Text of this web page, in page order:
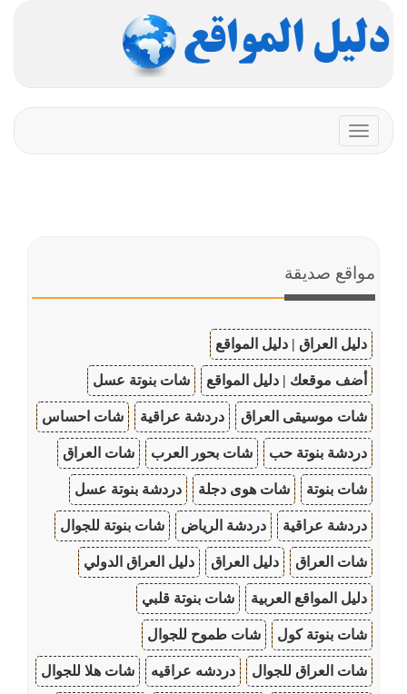
Toggle
navigation
مواقع صديقة
دليل العراق | دليل المواقع
أضف موقعك | دليل المواقع شات بنوتة عسل
شات موسيقى العراق دردشة عراقية شات احساس
دردشة بنوتة حب شات بحور العرب شات العراق
شات بنوتة شات هوى دجلة دردشة بنوتة عسل
دردشة عراقية دردشة الرياض شات بنوتة للجوال
شات العراق دليل العراق دليل العراق الدولي
دليل المواقع العربية شات بنوتة قلبي
شات بنوتة كول شات طموح للجوال
شات العراق للجوال دردشه عراقيه شات هلا للجوال